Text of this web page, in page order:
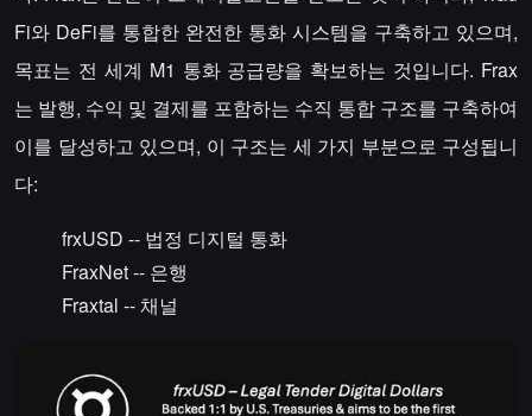
Fi와 DeFi를 통합한 완전한 통화 시스템을 구축하고 있으며,
목표는 전 세계 M1 통화 공급량을 확보하는 것입니다. Frax
는 발행, 수익 및 결제를 포함하는 수직 통합 구조를 구축하여
이를 달성하고 있으며, 이 구조는 세 가지 부분으로 구성됩니
다:
frxUSD -- 법정 디지털 통화
FraxNet -- 은행
Fraxtal -- 채널